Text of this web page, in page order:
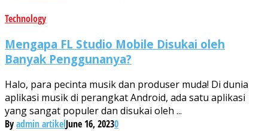
Technology
Mengapa FL Studio Mobile Disukai oleh
Banyak Penggunanya?
Halo, para pecinta musik dan produser muda! Di dunia
aplikasi musik di perangkat Android, ada satu aplikasi
yang sangat populer dan disukai oleh ...
Byadmin artikelJune 16, 20230